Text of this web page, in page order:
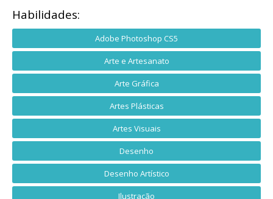
Habilidades:
Adobe Photoshop CS5
Arte e Artesanato
Arte Gráfica
Artes Plásticas
Artes Visuais
Desenho
Desenho Artístico
Ilustração